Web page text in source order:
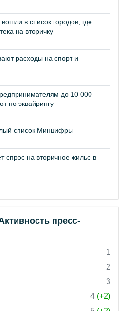
в список городов, где
на вторичку
расходы на спорт и
до 10 000
по эквайрингу
список Минцифры
спрос на вторичное жилье в
пресс-
1
2
3
4 (+2)